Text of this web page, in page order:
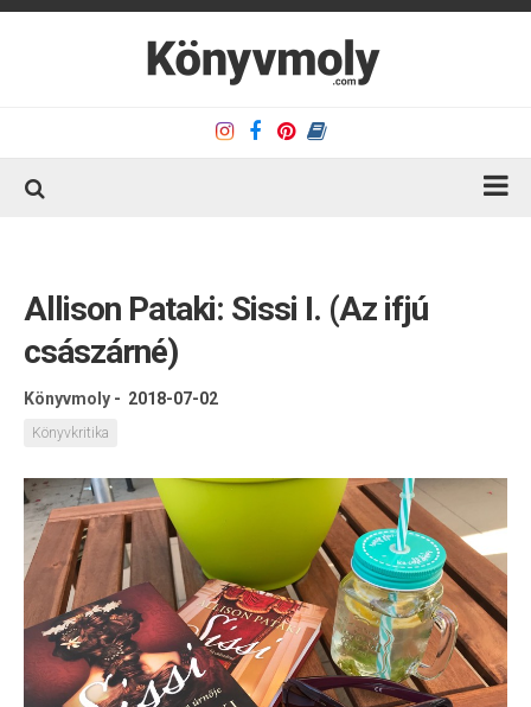
Könyvajánló
Kapcsolat
Olvasó sarok
Rólam
Allison Pataki: Sissi I. (Az ifjú
császárné)
Könyvmoly - 2018-07-02
Könyvkritika